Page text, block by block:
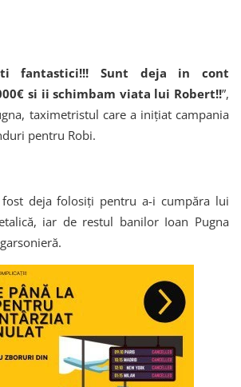
fantastici!!! Sunt deja in cont
si ii schimbam viata lui Robert!!”,
taximetristul care a inițiat campania
pentru Robi.
deja folosiți pentru a-i cumpăra lui
iar de restul banilor Ioan Pugna